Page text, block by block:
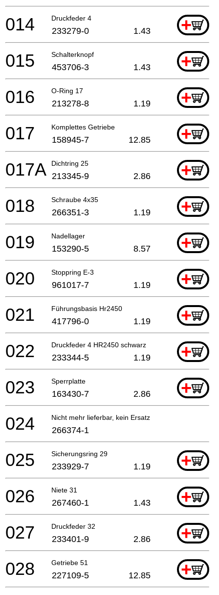
Druckfeder 4 +
014 233279-0 1.43
Schalterknopf +
015 453706-3 1.43
O-Ring 17 +
016 213278-8 1.19
Komplettes Getriebe +
017 158945-7 12.85
Dichtring 25 +
017A 213345-9 2.86
Schraube 4x35 +
018 266351-3 1.19
Nadellager +
019 153290-5 8.57
Stoppring E-3 +
020 961017-7 1.19
Führungsbasis Hr2450 +
021 417796-0 1.19
Druckfeder 4 HR2450 schwarz +
022 233344-5 1.19
Sperrplatte +
023 163430-7 2.86
Nicht mehr lieferbar, kein Ersatz
024 266374-1
Sicherungsring 29 +
025 233929-7 1.19
Niete 31 +
026 267460-1 1.43
Druckfeder 32 +
027 233401-9 2.86
Getriebe 51 +
028 227109-5 12.85